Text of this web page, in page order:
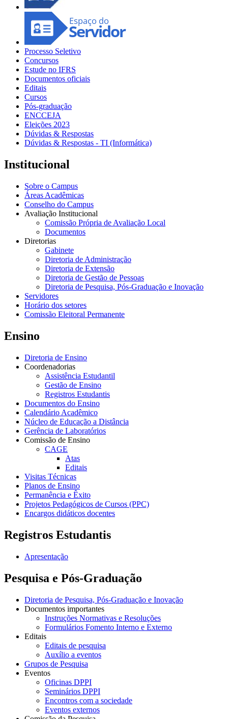
Processo Seletivo
Concursos
Estude no IFRS
Documentos oficiais
Editais
Cursos
Pós-graduação
ENCCEJA
Eleições 2023
Dúvidas & Respostas
Dúvidas & Respostas - TI (Informática)
Institucional
Sobre o Campus
Áreas Acadêmicas
Conselho do Campus
Avaliação Institucional
Comissão Própria de Avaliação Local
Documentos
Diretorias
Gabinete
Diretoria de Administração
Diretoria de Extensão
Diretoria de Gestão de Pessoas
Diretoria de Pesquisa, Pós-Graduação e Inovação
Servidores
Horário dos setores
Comissão Eleitoral Permanente
Ensino
Diretoria de Ensino
Coordenadorias
Assistência Estudantil
Gestão de Ensino
Registros Estudantis
Documentos do Ensino
Calendário Acadêmico
Núcleo de Educação a Distância
Gerência de Laboratórios
Comissão de Ensino
CAGE
Atas
Editais
Visitas Técnicas
Planos de Ensino
Permanência e Êxito
Projetos Pedagógicos de Cursos (PPC)
Encargos didáticos docentes
Registros Estudantis
Apresentação
Pesquisa e Pós-Graduação
Diretoria de Pesquisa, Pós-Graduação e Inovação
Documentos importantes
Instruções Normativas e Resoluções
Formulários Fomento Interno e Externo
Editais
Editais de pesquisa
Auxílio a eventos
Grupos de Pesquisa
Eventos
Oficinas DPPI
Seminários DPPI
Encontros com a sociedade
Eventos externos